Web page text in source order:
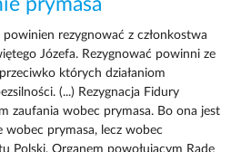
prymasa
rezygnować z członkostwa
Józefa. Rezygnować powinni ze
których działaniom
(...) Rezygnacja Fidury
zaufania wobec prymasa. Bo ona jest
prymasa, lecz wobec
Polski. Organem powołującym Radę